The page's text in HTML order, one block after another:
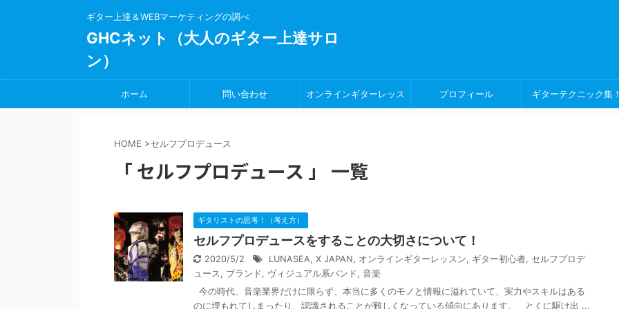
ギター上達＆WEBマーケティングの調べ
GHCネット（大人のギター上達サロ
ン）
ホーム 問い合わせ オンラインギターレッス プロフィール ギターテクニック集
HOME >セルフプロデュース
「 セルフプロデュース 」 一覧
ギタリストの思考！（考え方）
セルフプロデュースをすることの大切さについて！
2020/5/2 LUNASEA, X JAPAN, オンラインギターレッスン, ギター初心者, セルフプロデ
ュース, ブランド, ヴィジュアル系バンド, 音楽
今の時代、音楽業界だけに限らず、本当に多くのモノと情報に溢れていて、実力やスキルはある
のに埋もれてしまったり、認識されることが難しくなっている傾向にあります。 とくに駆け出 ...